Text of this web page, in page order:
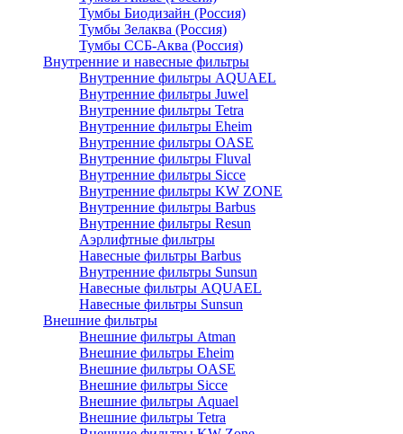
Тумбы Биодизайн (Россия)
Тумбы Зелаква (Россия)
Тумбы ССБ-Аква (Россия)
Внутренние и навесные фильтры
Внутренние фильтры AQUAEL
Внутренние фильтры Juwel
Внутренние фильтры Tetra
Внутренние фильтры Eheim
Внутренние фильтры OASE
Внутренние фильтры Fluval
Внутренние фильтры Sicce
Внутренние фильтры KW ZONE
Внутренние фильтры Barbus
Внутренние фильтры Resun
Аэрлифтные фильтры
Навесные фильтры Barbus
Внутренние фильтры Sunsun
Навесные фильтры AQUAEL
Навесные фильтры Sunsun
Внешние фильтры
Внешние фильтры Atman
Внешние фильтры Eheim
Внешние фильтры OASE
Внешние фильтры Sicce
Внешние фильтры Aquael
Внешние фильтры Tetra